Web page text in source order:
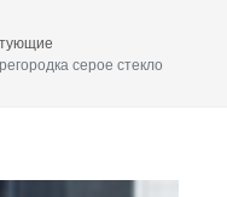
серое стекло